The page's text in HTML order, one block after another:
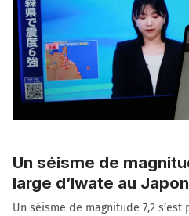
Un séisme de
large d’Iwate au Japon
Un séisme de magnitude 7,2